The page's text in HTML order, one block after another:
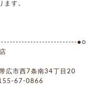
ます。
●○
市西7条南34丁目20
0866